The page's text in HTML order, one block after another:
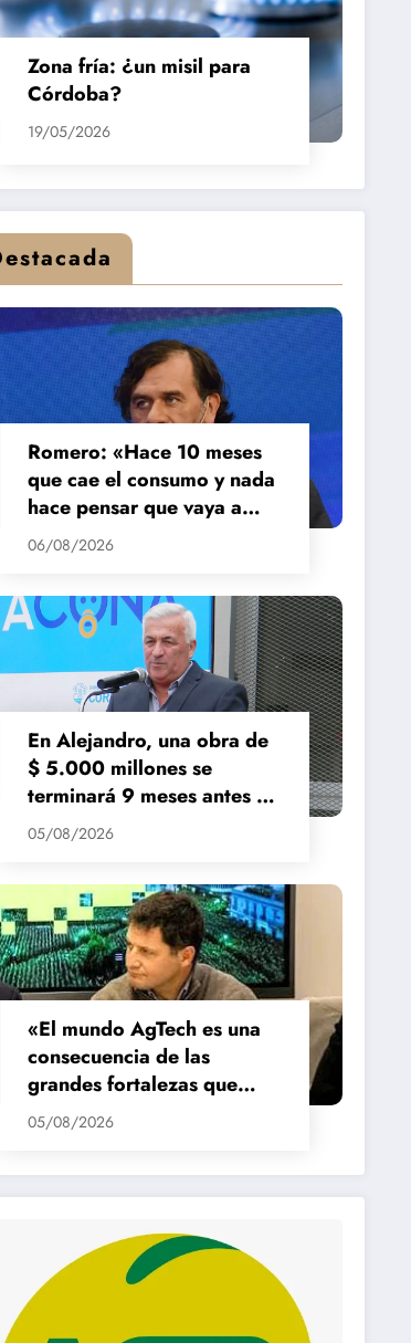
Zona fría: ¿un misil para
Córdoba?
19/05/2026
Romero: «Hace 10 meses
que cae el consumo y nada
hace pensar que vaya a
repuntar»
06/08/2026
En Alejandro, una obra de
$ 5.000 millones se
terminará 9 meses antes de
lo previsto
05/08/2026
«El mundo AgTech es una
consecuencia de las
grandes fortalezas que
tenemos en la región»
05/08/2026